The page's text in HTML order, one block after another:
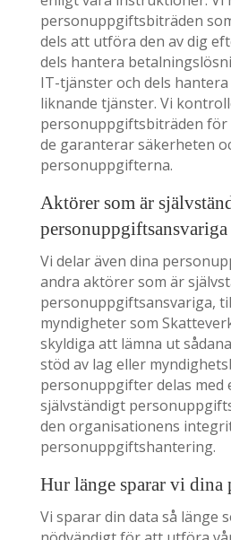
personuppgiftsbiträden
dels att utföra den av dig
dels hantera
IT-tjänster och dels
liknande tjänster. Vi
personuppgiftsbiträden
de garanterar säkerheten
personuppgifterna.
Aktörer som är
personuppgiftsansvariga
Vi delar även dina
andra aktörer som är
personuppgiftsansvariga,
myndigheter som
skyldiga att lämna ut
stöd av lag eller
personuppgifter delas med
självständigt
den organisationens
personuppgiftshantering.
Hur länge sparar vi dina
Vi sparar din data så länge